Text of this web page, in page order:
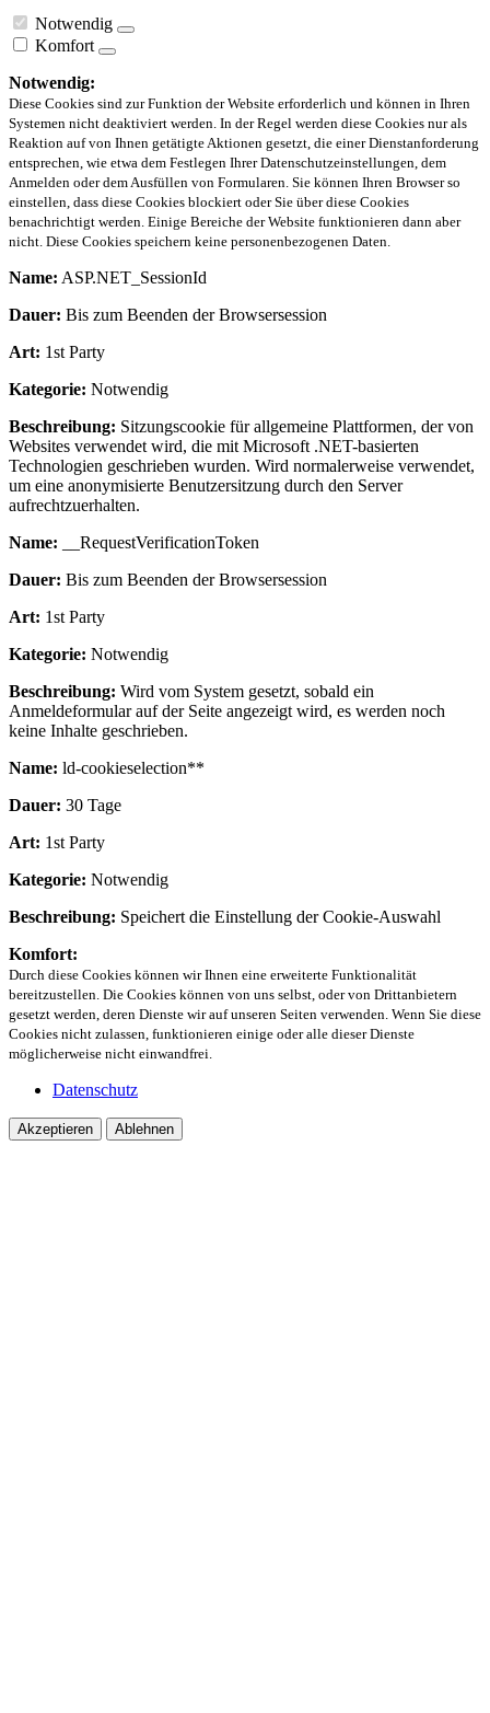
Notwendig
Komfort
Notwendig:
Diese Cookies sind zur Funktion der Website erforderlich und können in Ihren
Systemen nicht deaktiviert werden. In der Regel werden diese Cookies nur als
Reaktion auf von Ihnen getätigte Aktionen gesetzt, die einer Dienstanforderung
entsprechen, wie etwa dem Festlegen Ihrer Datenschutzeinstellungen, dem
Anmelden oder dem Ausfüllen von Formularen. Sie können Ihren Browser so
einstellen, dass diese Cookies blockiert oder Sie über diese Cookies
benachrichtigt werden. Einige Bereiche der Website funktionieren dann aber
nicht. Diese Cookies speichern keine personenbezogenen Daten.
Name: ASP.NET_SessionId
Dauer: Bis zum Beenden der Browsersession
Art: 1st Party
Kategorie: Notwendig
Beschreibung: Sitzungscookie für allgemeine Plattformen, der von
Websites verwendet wird, die mit Microsoft .NET-basierten
Technologien geschrieben wurden. Wird normalerweise verwendet,
um eine anonymisierte Benutzersitzung durch den Server
aufrechtzuerhalten.
Name: __RequestVerificationToken
Dauer: Bis zum Beenden der Browsersession
Art: 1st Party
Kategorie: Notwendig
Beschreibung: Wird vom System gesetzt, sobald ein
Anmeldeformular auf der Seite angezeigt wird, es werden noch
keine Inhalte geschrieben.
Name: ld-cookieselection**
Dauer: 30 Tage
Art: 1st Party
Kategorie: Notwendig
Beschreibung: Speichert die Einstellung der Cookie-Auswahl
Komfort:
Durch diese Cookies können wir Ihnen eine erweiterte Funktionalität
bereitzustellen. Die Cookies können von uns selbst, oder von Drittanbietern
gesetzt werden, deren Dienste wir auf unseren Seiten verwenden. Wenn Sie diese
Cookies nicht zulassen, funktionieren einige oder alle dieser Dienste
möglicherweise nicht einwandfrei.
Datenschutz
Akzeptieren Ablehnen